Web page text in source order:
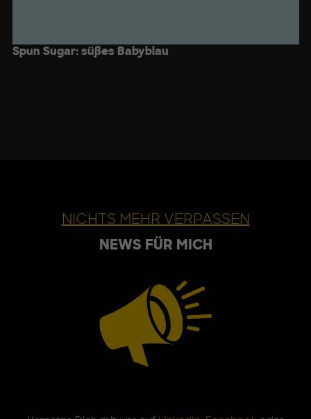
Spun Sugar: süßes Babyblau
NICHTS MEHR VERPASSEN
NEWS FÜR MICH